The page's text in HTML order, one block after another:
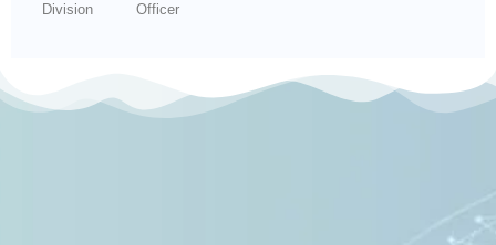
Division
Officer